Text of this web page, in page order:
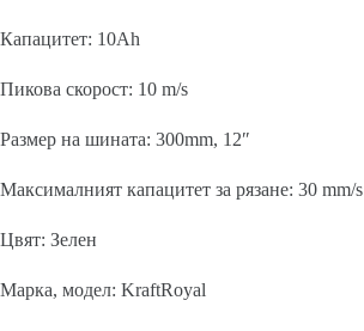
Капацитет: 10Ah
Пикова скорост: 10 m/s
Размер на шината: 300mm, 12″
Максималният капацитет за рязане: 30 mm/s
Цвят: Зелен
Марка, модел: KraftRoyal